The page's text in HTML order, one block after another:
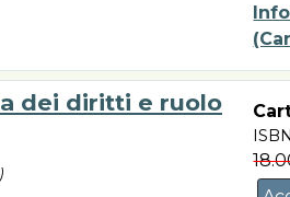
dei diritti e ruolo